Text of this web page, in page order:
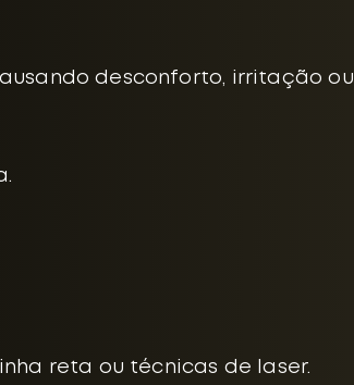
desconforto, irritação ou
reta ou técnicas de laser.